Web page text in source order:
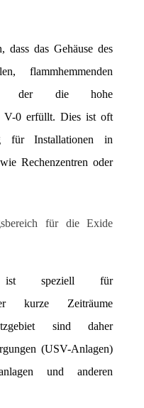
das Gehäuse des
flammhemmenden
der die hohe
V-0 erfüllt. Dies ist oft
für Installationen in
Rechenzentren oder
für die Exide
speziell für
kurze Zeiträume
sind daher
(USV-Anlagen)
und anderen